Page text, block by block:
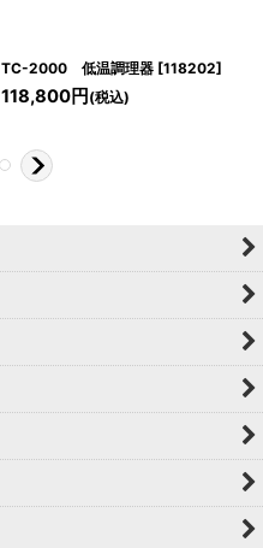
TC-2000 低温調理器 [118202]
118,800円 (税込)